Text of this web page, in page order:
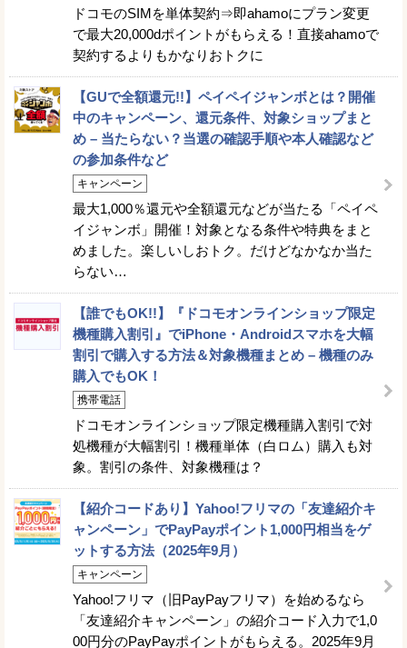
ドコモのSIMを単体契約⇒即ahamoにプラン変更
で最大20,000dポイントがもらえる！直接ahamoで
契約するよりもかなりおトクに
【GUで全額還元!!】ペイペイジャンボとは？開催
中のキャンペーン、還元条件、対象ショップまと
め – 当たらない？当選の確認手順や本人確認など
の参加条件など
キャンペーン
最大1,000％還元や全額還元などが当たる「ペイペ
イジャンボ」開催！対象となる条件や特典をまと
めました。楽しいしおトク。だけどなかなか当た
らない…
【誰でもOK!!】『ドコモオンラインショップ限定
機種購入割引』でiPhone・Androidスマホを大幅
割引で購入する方法＆対象機種まとめ – 機種のみ
購入でもOK！
携帯電話
ドコモオンラインショップ限定機種購入割引で対
処機種が大幅割引！機種単体（白ロム）購入も対
象。割引の条件、対象機種は？
【紹介コードあり】Yahoo!フリマの「友達紹介キ
ャンペーン」でPayPayポイント1,000円相当をゲ
ットする方法（2025年9月）
キャンペーン
Yahoo!フリマ（旧PayPayフリマ）を始めるなら
「友達紹介キャンペーン」の紹介コード入力で1,0
00円分のPayPayポイントがもらえる。2025年9月